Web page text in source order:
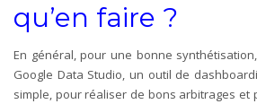
qu’en faire ?
En général, pour une bonne
Google Data Studio, un outil de
simple, pour réaliser de bons arbitrages et